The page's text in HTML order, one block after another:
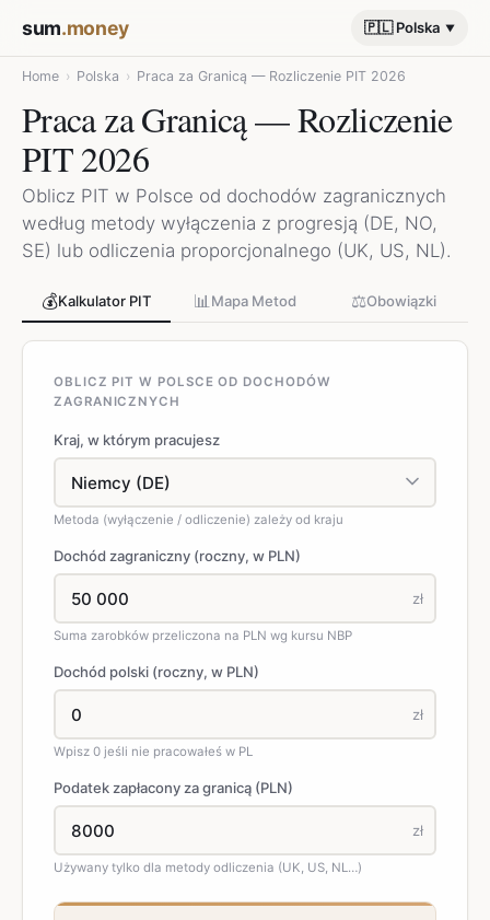
sum.money 🇵🇱 Polska
Home › Polska › Praca za Granicą — Rozliczenie PIT 2026
Praca za Granicą — Rozliczenie
PIT 2026
Oblicz PIT w Polsce od dochodów zagranicznych
według metody wyłączenia z progresją (DE, NO,
SE) lub odliczenia proporcjonalnego (UK, US, NL).
💰Kalkulator PIT 📊Mapa Metod ⚖️Obowiązki
OBLICZ PIT W POLSCE OD DOCHODÓW
ZAGRANICZNYCH
Kraj, w którym pracujesz
Metoda (wyłączenie / odliczenie) zależy od kraju
Dochód zagraniczny (roczny, w PLN)
zł
Suma zarobków przeliczona na PLN wg kursu NBP
Dochód polski (roczny, w PLN)
zł
Wpisz 0 jeśli nie pracowałeś w PL
Podatek zapłacony za granicą (PLN)
zł
Używany tylko dla metody odliczenia (UK, US, NL…)